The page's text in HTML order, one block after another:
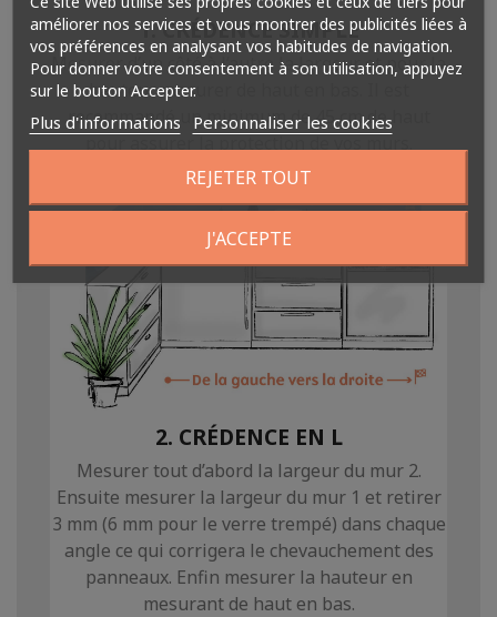
1. CRÉDENCE SIMPLE
Mesurer d’un côté à l’autre la largeur et pour la
hauteur mesurer de haut en bas. Il est
recommandé un minimum de 45 cm de haut
2. CRÉDENCE EN L
Mesurer tout d’abord la largeur du mur 2.
Ensuite mesurer la largeur du mur 1 et retirer
3 mm (6 mm pour le verre trempé) dans chaque
angle ce qui corrigera le chevauchement des
panneaux. Enfin mesurer la hauteur en
mesurant de haut en bas.
améliorer nos services et vous montrer des publicités liées à
vos préférences en analysant vos habitudes de navigation.
Pour donner votre consentement à son utilisation, appuyez
sur le bouton Accepter.
Plus d'informations Personnaliser les cookies
REJETER TOUT
J'ACCEPTE